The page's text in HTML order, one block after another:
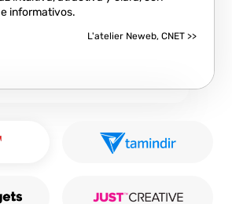
informativos.
L'atelier Neweb, CNET >>